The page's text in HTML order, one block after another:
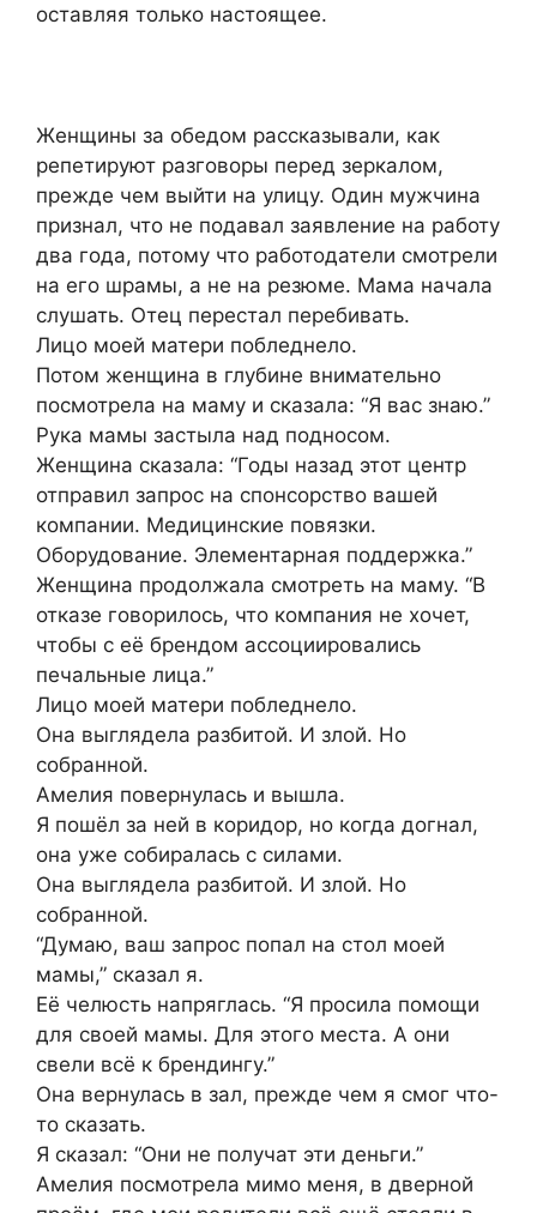
оставляя только настоящее.
Женщины за обедом рассказывали, как
репетируют разговоры перед зеркалом,
прежде чем выйти на улицу. Один мужчина
признал, что не подавал заявление на работу
два года, потому что работодатели смотрели
на его шрамы, а не на резюме. Мама начала
слушать. Отец перестал перебивать.
Лицо моей матери побледнело.
Потом женщина в глубине внимательно
посмотрела на маму и сказала: “Я вас знаю.”
Рука мамы застыла над подносом.
Женщина сказала: “Годы назад этот центр
отправил запрос на спонсорство вашей
компании. Медицинские повязки.
Оборудование. Элементарная поддержка.”
Женщина продолжала смотреть на маму. “В
отказе говорилось, что компания не хочет,
чтобы с её брендом ассоциировались
печальные лица.”
Лицо моей матери побледнело.
Она выглядела разбитой. И злой. Но
собранной.
Амелия повернулась и вышла.
Я пошёл за ней в коридор, но когда догнал,
она уже собиралась с силами.
Она выглядела разбитой. И злой. Но
собранной.
“Думаю, ваш запрос попал на стол моей
мамы,” сказал я.
Её челюсть напряглась. “Я просила помощи
для своей мамы. Для этого места. А они
свели всё к брендингу.”
Она вернулась в зал, прежде чем я смог что-
то сказать.
Я сказал: “Они не получат эти деньги.”
Амелия посмотрела мимо меня, в дверной